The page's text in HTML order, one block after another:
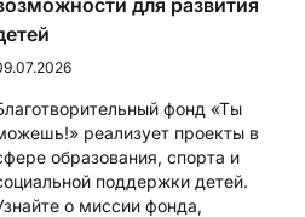
для развития
фонд «Ты
реализует проекты в
образования, спорта и
поддержки детей.
о миссии фонда,